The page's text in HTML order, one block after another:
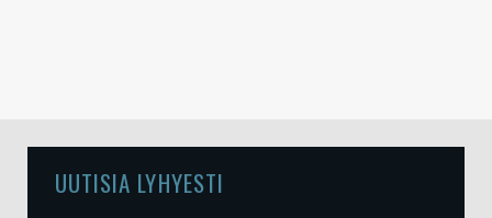
UUTISIA LYHYESTI